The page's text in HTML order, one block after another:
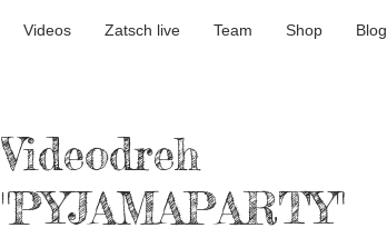
Videos Zatsch live Team Shop Blog
Videodreh
"PYJAMAPARTY"